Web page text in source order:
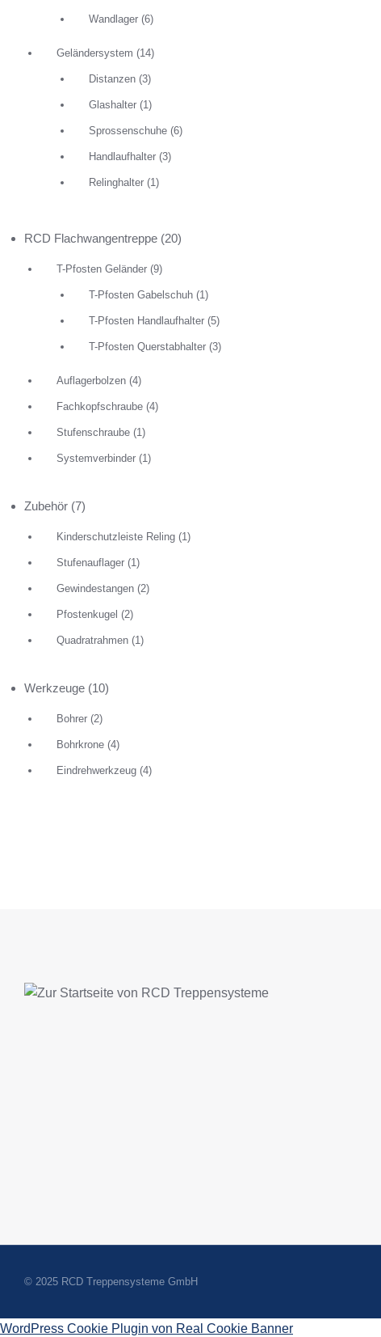
Wandlager (6)
Geländersystem (14)
Distanzen (3)
Glashalter (1)
Sprossenschuhe (6)
Handlaufhalter (3)
Relinghalter (1)
RCD Flachwangentreppe (20)
T-Pfosten Geländer (9)
T-Pfosten Gabelschuh (1)
T-Pfosten Handlaufhalter (5)
T-Pfosten Querstabhalter (3)
Auflagerbolzen (4)
Fachkopfschraube (4)
Stufenschraube (1)
Systemverbinder (1)
Zubehör (7)
Kinderschutzleiste Reling (1)
Stufenauflager (1)
Gewindestangen (2)
Pfostenkugel (2)
Quadratrahmen (1)
Werkzeuge (10)
Bohrer (2)
Bohrkrone (4)
Eindrehwerkzeug (4)
© 2025 RCD Treppensysteme GmbH
WordPress Cookie Plugin von Real Cookie Banner